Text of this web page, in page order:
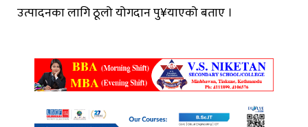
उत्पादनका लागि ठूलो योगदान पु¥याएको बताए ।